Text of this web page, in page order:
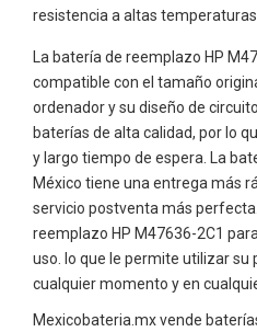
resistencia a altas temperaturas
La batería de reemplazo HP
compatible con el tamaño
ordenador y su diseño de
baterías de alta calidad, por lo
y largo tiempo de espera. La
México tiene una entrega más
servicio postventa más
reemplazo HP M47636-2C1
uso. lo que le permite utilizar su
cualquier momento y en
Mexicobateria.mx vende